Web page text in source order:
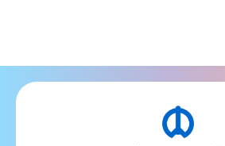
ナ
ビ